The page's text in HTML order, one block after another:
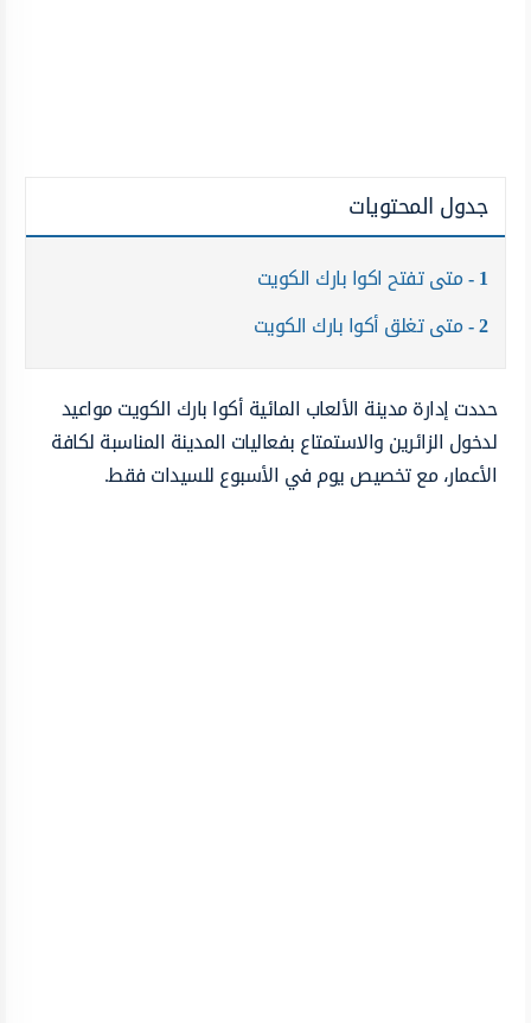
جدول المحتويات
1 متى تفتح اكوا بارك الكويت
2 متى تغلق أكوا بارك الكويت
حددت إدارة مدينة الألعاب المائية أكوا بارك الكويت مواعيد
لدخول الزائرين والاستمتاع بفعاليات المدينة المناسبة لكافة
الأعمار، مع تخصيص يوم في الأسبوع للسيدات فقط.